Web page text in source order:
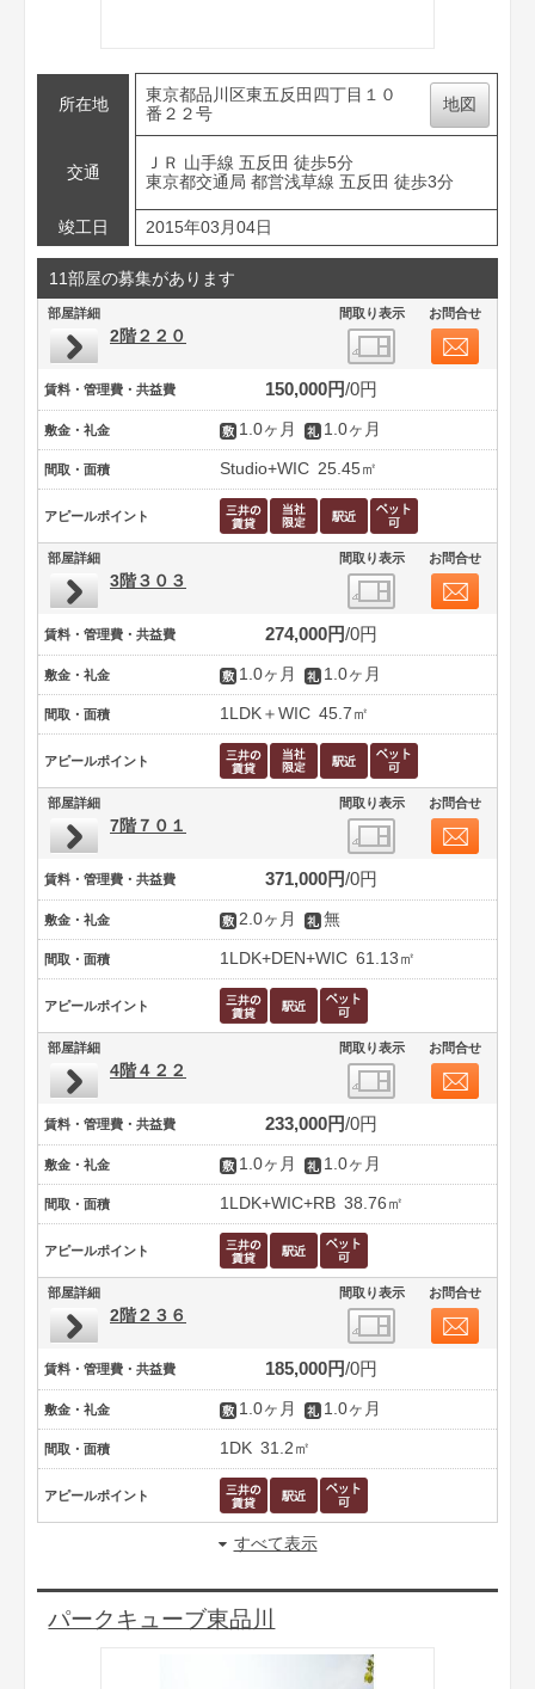
所在地
東京都品川区東五反田四丁目１０
番２２号
地図
交通
ＪＲ 山手線 五反田 徒歩5分
東京都交通局 都営浅草線 五反田 徒歩3分
竣工日 2015年03月04日
11部屋の募集があります
部屋詳細 間取り表示 お問合せ
2階２２０
賃料・管理費・共益費 150,000円 0円
敷金・礼金 1.0ヶ月 1.0ヶ月
間取・面積 Studio+WIC 25.45㎡
アピールポイント
部屋詳細 間取り表示 お問合せ
3階３０３
賃料・管理費・共益費 274,000円 0円
敷金・礼金 1.0ヶ月 1.0ヶ月
間取・面積 1LDK＋WIC 45.7㎡
アピールポイント
部屋詳細 間取り表示 お問合せ
7階７０１
賃料・管理費・共益費 371,000円 0円
敷金・礼金 2.0ヶ月 無
間取・面積 1LDK+DEN+WIC 61.13㎡
アピールポイント
部屋詳細 間取り表示 お問合せ
4階４２２
賃料・管理費・共益費 233,000円 0円
敷金・礼金 1.0ヶ月 1.0ヶ月
間取・面積 1LDK+WIC+RB 38.76㎡
アピールポイント
部屋詳細 間取り表示 お問合せ
2階２３６
賃料・管理費・共益費 185,000円 0円
敷金・礼金 1.0ヶ月 1.0ヶ月
間取・面積 1DK 31.2㎡
アピールポイント
すべて表示
パークキューブ東品川